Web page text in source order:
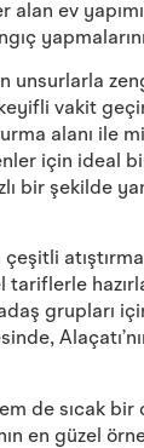
alan ev
unsurlarla
vakit
alanı ile
için ideal
bir şekilde
çeşitli
tariflerle
grupları
de sıcak
en güzel